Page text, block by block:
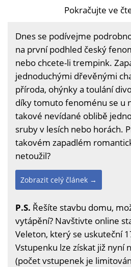
Pokračujte ve
Dnes se podívejme
na první podhled český
nebo chcete-li trempink.
jednoduchými dřevěnými
příroda, ohýnky a toulání
díky tomuto fenoménu se u
takové nevídané oblibě
sruby v lesích nebo horách.
takovém zapadlém
netoužil?
Zobrazit celý článek →
P.S. Řešíte stavbu domu,
vytápění? Navštivte online
Veleton, který se uskuteční
Vstupenku lze získat již nyní
(počet vstupenek je